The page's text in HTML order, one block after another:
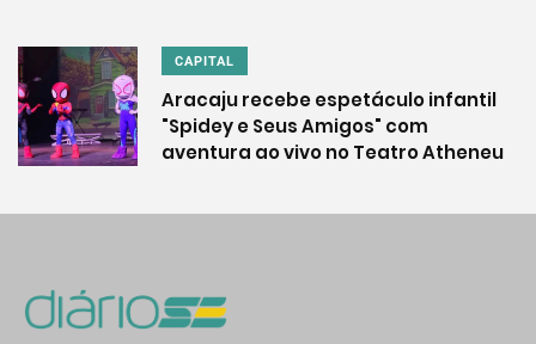
CAPITAL
Aracaju recebe espetáculo infantil
"Spidey e Seus Amigos" com
aventura ao vivo no Teatro Atheneu